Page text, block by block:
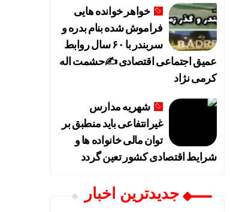
خواهر خوانده هایی
فراموش شده بنام بدره و
سربندر با ۶۰ سال روابط
عمیق اجتماعی اقتصادی ✍حشمت اله
کرمی نژاد
شهریه مدارس
غیرانتفاعی باید منطبق بر
توان مالی خانواده ها و
شرایط اقتصادی کشور تعین گردد
جديدترين اخبار